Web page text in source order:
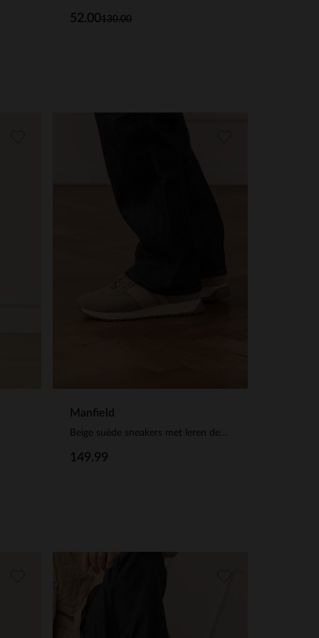
130.00
52.00
Manfield
Beige suède sneakers met leren details
149.99